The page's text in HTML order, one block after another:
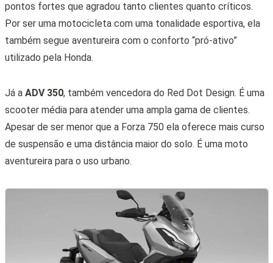
pontos fortes que agradou tanto clientes quanto críticos.
Por ser uma motocicleta com uma tonalidade esportiva, ela
também segue aventureira com o conforto “pró-ativo”
utilizado pela Honda.
Já a ADV 350, também vencedora do Red Dot Design. É uma
scooter média para atender uma ampla gama de clientes.
Apesar de ser menor que a Forza 750 ela oferece mais curso
de suspensão e uma distância maior do solo. É uma moto
aventureira para o uso urbano.